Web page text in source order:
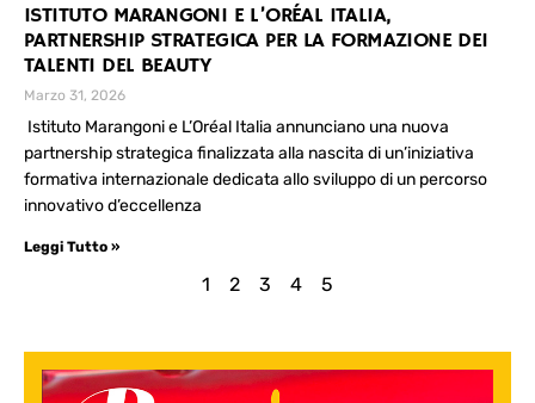
ISTITUTO MARANGONI E L’ORÉAL ITALIA,
PARTNERSHIP STRATEGICA PER LA FORMAZIONE DEI
TALENTI DEL BEAUTY
Marzo 31, 2026
Istituto Marangoni e L’Oréal Italia annunciano una nuova
partnership strategica finalizzata alla nascita di un’iniziativa
formativa internazionale dedicata allo sviluppo di un percorso
innovativo d’eccellenza
Leggi Tutto »
1 2 3 4 5